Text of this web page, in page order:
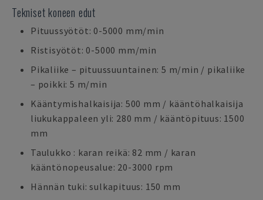
Tekniset koneen edut
Pituussyötöt: 0-5000 mm/min
Ristisyötöt: 0-5000 mm/min
Pikaliike – pituussuuntainen: 5 m/min / pikaliike
– poikki: 5 m/min
Kääntymishalkaisija: 500 mm / kääntöhalkaisija
liukukappaleen yli: 280 mm / kääntöpituus: 1500
mm
Taulukko : karan reikä: 82 mm / karan
kääntönopeusalue: 20-3000 rpm
Hännän tuki: sulkapituus: 150 mm